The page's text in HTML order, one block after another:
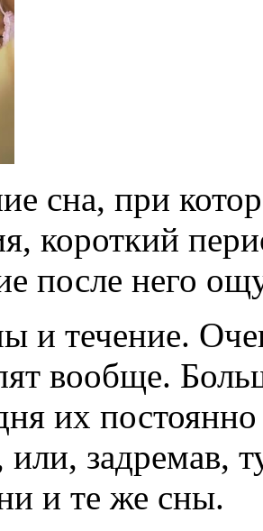
сна, при
короткий
после него
и течение.
вообще.
их
или, задремав,
и те же сны.